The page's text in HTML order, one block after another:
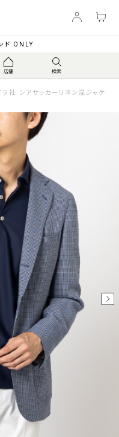
ド ONLY
ラ社 シアサッカーリネン混ジャケッ